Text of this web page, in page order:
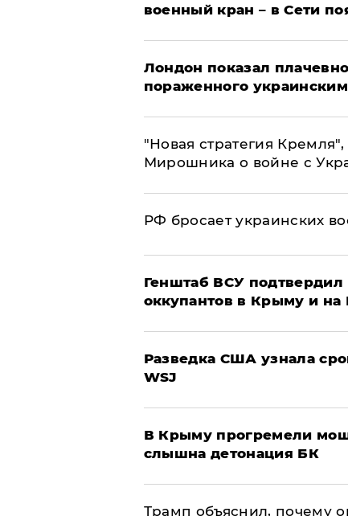
военный кран – в Сети
Лондон показал
пораженного
"Новая стратегия
Мирошника о войне с
РФ бросает украинских
Генштаб ВСУ
оккупантов в Крыму и
Разведка США узнала
WSJ
В Крыму прогремели
слышна детонация БК
Трамп объяснил, почему